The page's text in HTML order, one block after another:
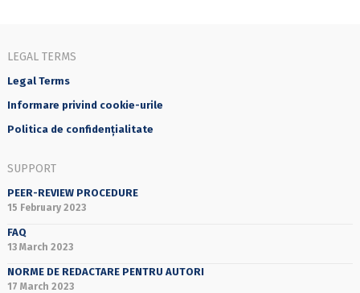
LEGAL TERMS
Legal Terms
Informare privind cookie-urile
Politica de confidențialitate
SUPPORT
PEER-REVIEW PROCEDURE
15 February 2023
FAQ
13 March 2023
NORME DE REDACTARE PENTRU AUTORI
17 March 2023